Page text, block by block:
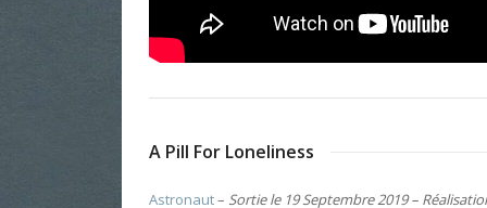
A Pill For Loneliness
Astronaut– Sortie le 19 Septembre 2019 –